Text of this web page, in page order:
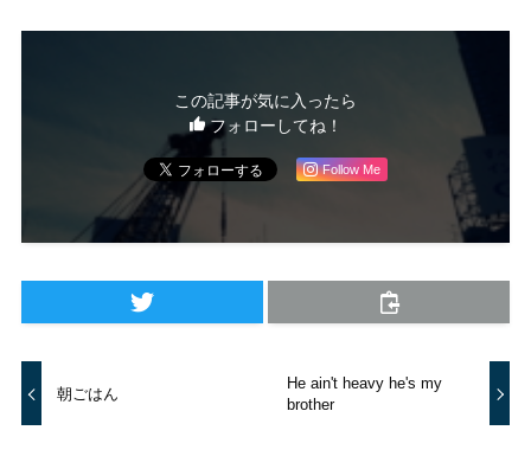
この記事が気に入ったら
フォローしてね！
Follow Me
朝ごはん
He ain't heavy he's my
brother